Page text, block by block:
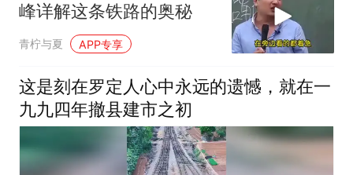
峰详解这条铁路的奥秘
青柠与夏 APP专享
这是刻在罗定人心中永远的遗憾，就在一
九九四年撤县建市之初